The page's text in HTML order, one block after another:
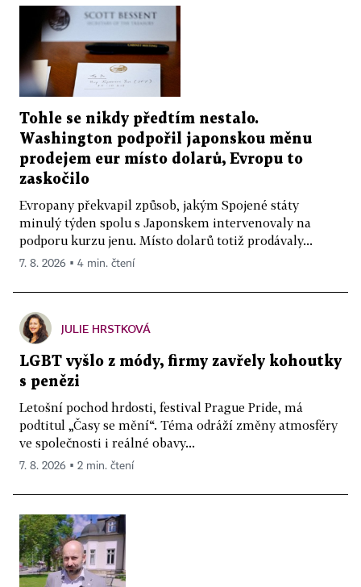
Tohle se nikdy předtím nestalo.
Washington podpořil japonskou měnu
prodejem eur místo dolarů, Evropu to
zaskočilo
Evropany překvapil způsob, jakým Spojené státy
minulý týden spolu s Japonskem intervenovaly na
podporu kurzu jenu. Místo dolarů totiž prodávaly...
7. 8. 2026 ▪ 4 min. čtení
JULIE HRSTKOVÁ
LGBT vyšlo z módy, firmy zavřely kohoutky
s penězi
Letošní pochod hrdosti, festival Prague Pride, má
podtitul „Časy se mění“. Téma odráží změny atmosféry
ve společnosti i reálné obavy...
7. 8. 2026 ▪ 2 min. čtení